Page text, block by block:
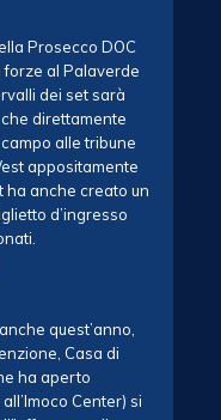
Prosecco DOC
forze al Palaverde
dei set sarà
direttamente
alle tribune
appositamente
ha anche creato un
d’ingresso
quest’anno,
Casa di
ha aperto
Center) si